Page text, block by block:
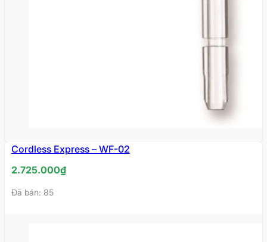
HẾT
Cordless Express – WF-02
2.725.000₫
Đã bán: 85